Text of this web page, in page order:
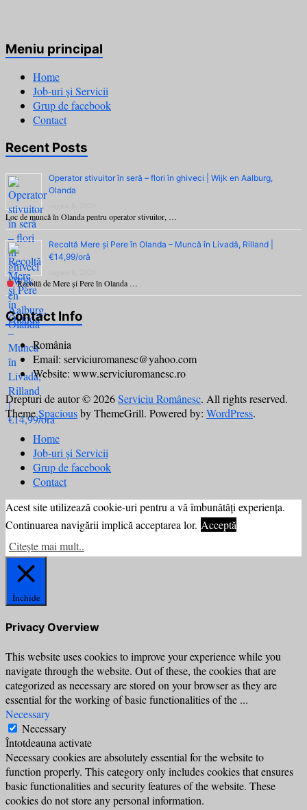
Meniu principal
Home
Job-uri și Servicii
Grup de facebook
Contact
Recent Posts
Operator stivuitor în seră – flori în ghiveci | Wijk en Aalburg,
Olanda
Loc de muncă în Olanda pentru operator stivuitor, …
Recoltă Mere și Pere în Olanda – Muncă în Livadă, Rilland |
€14,99/oră
Recoltă de Mere și Pere în Olanda …
Contact Info
România
Email: serviciuromanesc@yahoo.com
Website: www.serviciuromanesc.ro
Drepturi de autor © 2026Serviciu Românesc. All rights reserved.
ThemeSpaciousby ThemeGrill. Powered by: WordPress.
Home
Job-uri și Servicii
Grup de facebook
Contact
Acest site utilizează cookie-uri pentru a vă îmbunătăți experiența.
Continuarea navigării implică acceptarea lor. Acceptă
Citește mai mult..
Închide
Privacy Overview
This website uses cookies to improve your experience while you
navigate through the website. Out of these, the cookies that are
categorized as necessary are stored on your browser as they are
essential for the working of basic functionalities of the ...
Necessary
Necessary
Întotdeauna activate
Necessary cookies are absolutely essential for the website to
function properly. This category only includes cookies that ensures
basic functionalities and security features of the website. These
cookies do not store any personal information.